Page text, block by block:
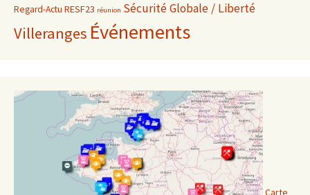
Regard-Actu RESF23 réunion Sécurité Globale / Liberté
Villeranges Événements
Carte